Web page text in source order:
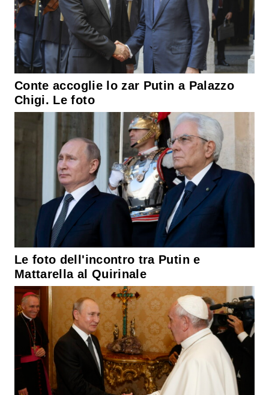
Conte accoglie lo zar Putin a Palazzo
Chigi. Le foto
Le foto dell'incontro tra Putin e
Mattarella al Quirinale